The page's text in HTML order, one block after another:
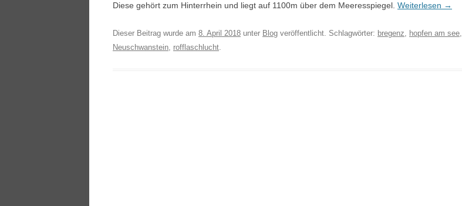
Diese gehört zum Hinterrhein und liegt auf 1100m über dem Meeresspiegel. Weiterlesen →
Dieser Beitrag wurde am 8. April 2018 unter Blog veröffentlicht. Schlagwörter: bregenz, hopfen am see,
Neuschwanstein, rofflaschlucht.